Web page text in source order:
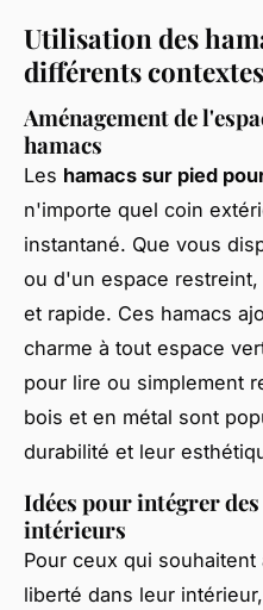
Utilisation des
différents contextes
Aménagement de
hamacs
Les hamacs sur pied
n'importe quel coin
instantané. Que vous
ou d'un espace
et rapide. Ces hamacs
charme à tout espace
pour lire ou simplement
bois et en métal sont
durabilité et leur
Idées pour intégrer
intérieurs
Pour ceux qui
liberté dans leur